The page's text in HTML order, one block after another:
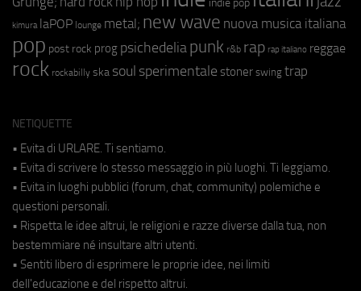
kimura laPOP lounge metal; new wave nuova musica italiana
pop post rock prog psichedeliapunk r&b rap rap italiano reggae
rock rockabilly ska soul sperimentale stoner swing trap
NETIQUETTE
• Evita di URLARE. Ti sentiamo.
• Evita di scrivere lo stesso messaggio in più luoghi. Ti leggiamo.
• Evita in luoghi pubblici (forum, chat, community) polemiche e
questioni personali.
• Rispetta le idee altrui, le religioni e razze diverse dalla tua, non
bestemmiare né insultare altri utenti.
• Sentiti libero di esprimere le proprie idee, nei limiti
dell'educazione e del rispetto altrui.